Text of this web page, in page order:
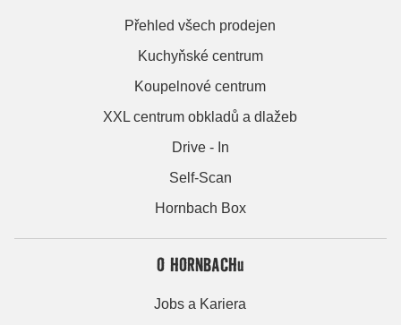
Přehled všech prodejen
Kuchyňské centrum
Koupelnové centrum
XXL centrum obkladů a dlažeb
Drive - In
Self-Scan
Hornbach Box
O HORNBACHu
Jobs a Kariera